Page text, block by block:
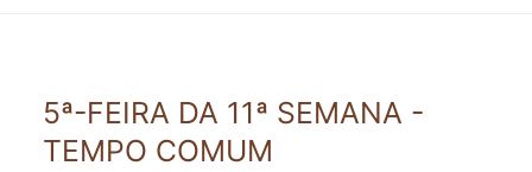
5ª-FEIRA DA 11ª SEMANA -
TEMPO COMUM